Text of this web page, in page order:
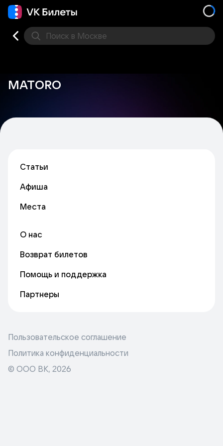
Поиск в Москве
MATORO
Статьи
Афиша
Места
О нас
Возврат билетов
Помощь и поддержка
Партнеры
Пользовательское соглашение
Политика конфиденциальности
© ООО ВК, 2026